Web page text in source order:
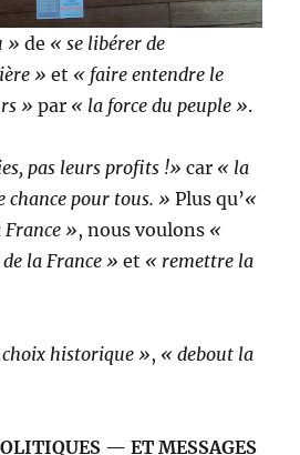
» de « se libérer de
» et « faire entendre le
» par « la force du peuple ».
pas leurs profits !» car « la
chance pour tous. » ‎ Plus qu’«
», nous voulons «
la France » et « remettre la
historique », « debout la
— ET MESSAGES